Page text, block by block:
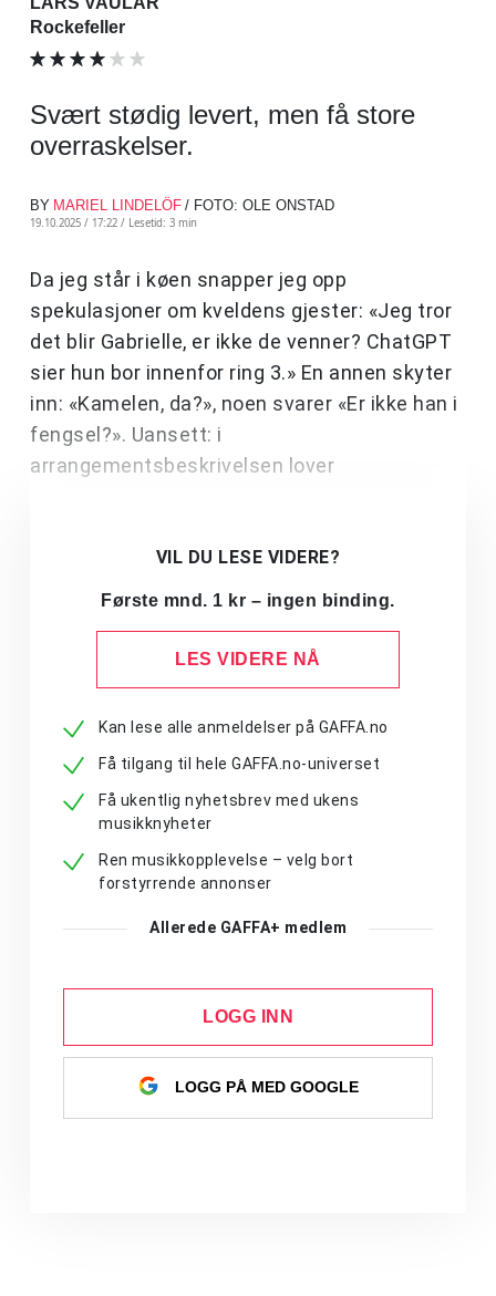
Rockefeller
Svært stødig levert, men få store
overraskelser.
BY MARIEL LINDELÖF / FOTO: OLE ONSTAD
19.10.2025 / 17:22 / Lesetid: 3 min
Da jeg står i køen snapper jeg opp
spekulasjoner om kveldens gjester: «Jeg tror
det blir Gabrielle, er ikke de venner? ChatGPT
sier hun bor innenfor ring 3.» En annen skyter
inn: «Kamelen, da?», noen svarer «Er ikke han i
fengsel?». Uansett: i
arrangementsbeskrivelsen lover
VIL DU LESE VIDERE?
Første mnd. 1 kr – ingen binding.
LES VIDERE NÅ
Kan lese alle anmeldelser på GAFFA.no
Få tilgang til hele GAFFA.no-universet
Få ukentlig nyhetsbrev med ukens
musikknyheter
Ren musikkopplevelse – velg bort
forstyrrende annonser
Allerede GAFFA+ medlem
LOGG INN
LOGG PÅ MED GOOGLE